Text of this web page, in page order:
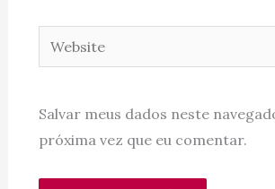
Website
Salvar meus dados neste
próxima vez que eu comentar.